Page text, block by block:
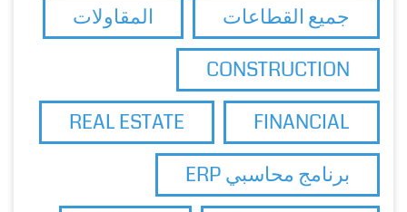
جميع القطاعات
المقاولات
CONSTRUCTION
FINANCIAL
REAL ESTATE
برنامج محاسبي ERP